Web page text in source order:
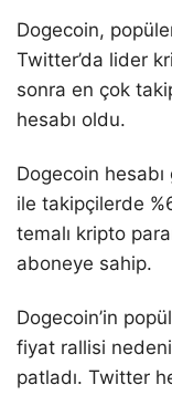
Dogecoin,
Twitter’da lider
sonra en çok
hesabı oldu.
Dogecoin hesabı
ile takipçilerde
temalı kripto
aboneye sahip.
Dogecoin’in
fiyat rallisi
patladı. Twitter